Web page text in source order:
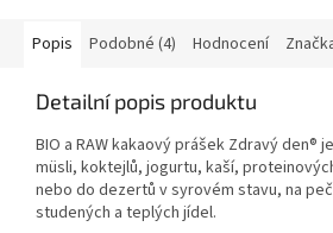
Popis Podobné (4) Hodnocení
Detailní popis produktu
BIO a RAW kakaový prášek Zdravý den®
müsli, koktejlů, jogurtu, kaší,
nebo do dezertů v syrovém stavu, na
studených a teplých jídel.